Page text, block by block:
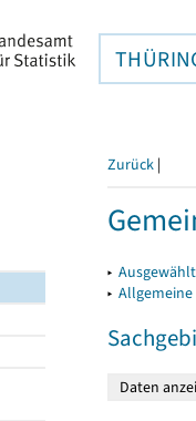
Zurück |
▸
▸